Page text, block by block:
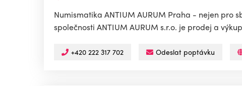
Numismatika ANTIUM AURUM Praha - nejen pro
společnosti ANTIUM AURUM s.r.o. je prodej a
+420 222 317 702 Odeslat poptávku